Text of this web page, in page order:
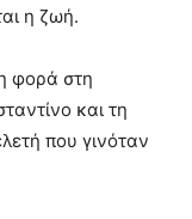
η ζωή.
φορά στη
και τη
που γινόταν